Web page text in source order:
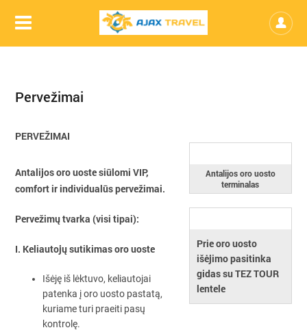
Pervežimai
PERVEŽIMAI
Antalijos oro uosto
terminalas
Prie oro uosto
išėjimo pasitinka
gidas su TEZ TOUR
lentele
Antalijos oro uoste siūlomi VIP,
comfort ir individualūs pervežimai.
Pervežimų tvarka (visi tipai):
I. Keliautojų sutikimas oro uoste
Išėję iš lėktuvo, keliautojai
patenka į oro uosto pastatą,
kuriame turi praeiti pasų
kontrolę.